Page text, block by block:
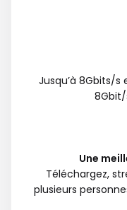
Jusqu’à 8Gbits/
Une
Téléchargez,
plusieurs